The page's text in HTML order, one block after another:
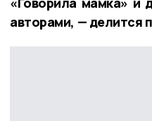
авторами, — делится